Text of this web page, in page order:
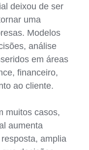
deixou de ser
uma
Modelos
análise
em áreas
financeiro,
ao cliente.
muitos casos,
aumenta
amplia